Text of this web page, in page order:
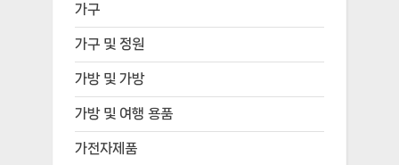
가구
가구 및 정원
가방 및 가방
가방 및 여행 용품
가전자제품